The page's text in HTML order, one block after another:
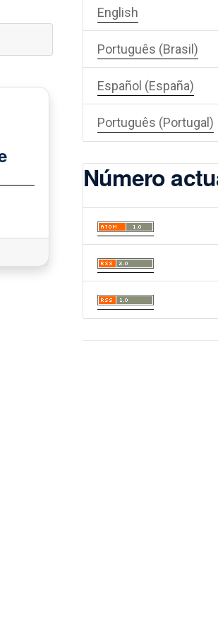
English
Português (Brasil)
Español (España)
Português (Portugal)
Número